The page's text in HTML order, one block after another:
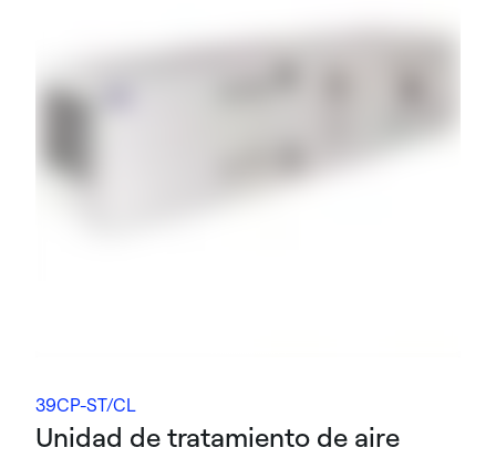
39CP-ST/CL
Unidad de tratamiento de aire